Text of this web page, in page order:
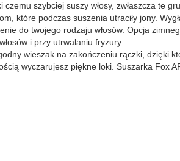
szybciej suszy włosy, zwłaszcza te
które podczas suszenia utraciły jony.
do twojego rodzaju włosów. Opcja
i przy utrwalaniu fryzury.
wieszak na zakończeniu rączki, dzięki
wyczarujesz piękne loki. Suszarka Fox